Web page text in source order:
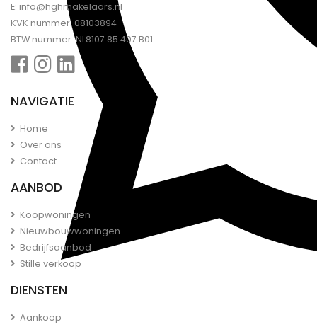
E: info@hghmakelaars.nl
KVK nummer: 08103894
BTW nummer: NL8107.85.407 B01
NAVIGATIE
Home
Over ons
Contact
AANBOD
Koopwoningen
Nieuwbouwwoningen
Bedrijfsaanbod
Stille verkoop
DIENSTEN
Aankoop